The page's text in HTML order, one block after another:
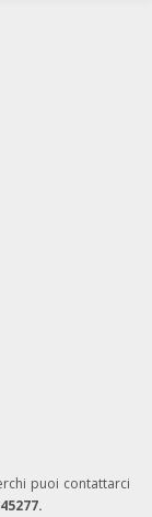
puoi contattarci